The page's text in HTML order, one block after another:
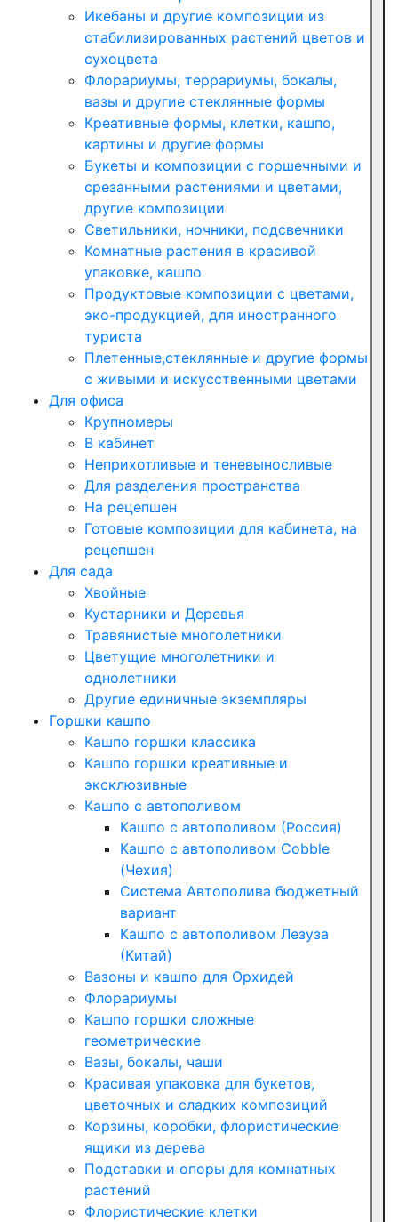
Икебаны и другие композиции из
стабилизированных растений цветов и
сухоцвета
Флорариумы, террариумы, бокалы,
вазы и другие стеклянные формы
Креативные формы, клетки, кашпо,
картины и другие формы
Букеты и композиции с горшечными и
срезанными растениями и цветами,
другие композиции
Светильники, ночники, подсвечники
Комнатные растения в красивой
упаковке, кашпо
Продуктовые композиции с цветами,
эко-продукцией, для иностранного
туриста
Плетенные,стеклянные и другие формы
с живыми и искусственными цветами
Для офиса
Крупномеры
В кабинет
Неприхотливые и теневыносливые
Для разделения пространства
На рецепшен
Готовые композиции для кабинета, на
рецепшен
Для сада
Хвойные
Кустарники и Деревья
Травянистые многолетники
Цветущие многолетники и
однолетники
Другие единичные экземпляры
Горшки кашпо
Кашпо горшки классика
Кашпо горшки креативные и
эксклюзивные
Кашпо с автополивом
Кашпо с автополивом (Россия)
Кашпо с автополивом Cobble
(Чехия)
Система Автополива бюджетный
вариант
Кашпо с автополивом Лезуза
(Китай)
Вазоны и кашпо для Орхидей
Флорариумы
Кашпо горшки сложные
геометрические
Вазы, бокалы, чаши
Красивая упаковка для букетов,
цветочных и сладких композиций
Корзины, коробки, флористические
ящики из дерева
Подставки и опоры для комнатных
растений
Флористические клетки